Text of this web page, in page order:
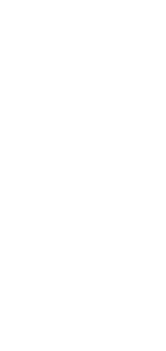
です。
ず変更すること